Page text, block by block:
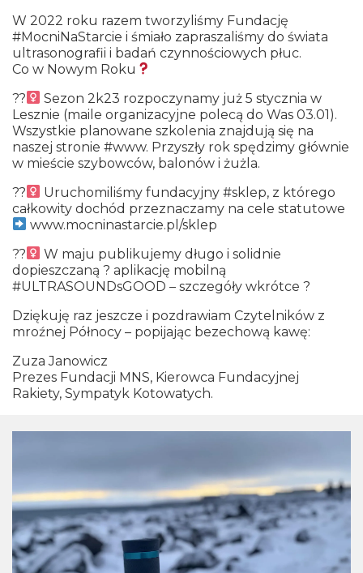
W 2022 roku razem tworzyliśmy Fundację
#MocniNaStarcie i śmiało zapraszaliśmy do świata
ultrasonografii i badań czynnościowych płuc.
Co w Nowym Roku
??‍
Sezon 2k23 rozpoczynamy już 5 stycznia w
Lesznie (maile organizacyjne polecą do Was 03.01).
Wszystkie planowane szkolenia znajdują się na
naszej stronie #www. Przyszły rok spędzimy głównie
w mieście szybowców, balonów i żużla.
??‍
Uruchomiliśmy fundacyjny #sklep, z którego
całkowity dochód przeznaczamy na cele statutowe
www.mocninastarcie.pl/sklep
??‍
W maju publikujemy długo i solidnie
dopieszczaną ? aplikację mobilną
#ULTRASOUNDsGOOD – szczegóły wkrótce ?
Dziękuję raz jeszcze i pozdrawiam Czytelników z
mroźnej Północy – popijając bezechową kawę:
Zuza Janowicz
Prezes Fundacji MNS, Kierowca Fundacyjnej
Rakiety, Sympatyk Kotowatych.